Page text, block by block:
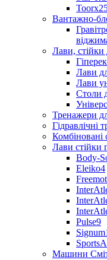
Toorx
Вантажно-
Лави,
Лави
Лави
Столи
Тренажери
Гідравлічні
Комбіновані
Лави стійки
Body-
Eleiko4
Pulse9
Signum
Машини